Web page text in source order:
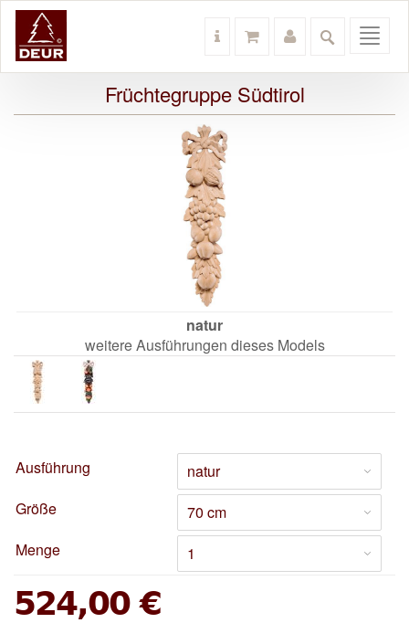
Früchtegruppe Südtirol
natur
weitere Ausführungen dieses Models
Ausführung
Größe
Menge
524,00 €